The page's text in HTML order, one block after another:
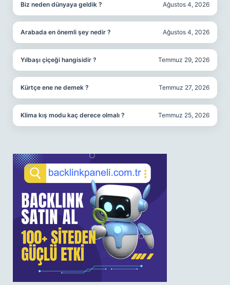
Biz neden dünyaya geldik ? Ağustos 4, 2026
Arabada en önemli şey nedir ? Ağustos 4, 2026
Yılbaşı çiçeği hangisidir ? Temmuz 29, 2026
Kürtçe ene ne demek ? Temmuz 27, 2026
Klima kış modu kaç derece olmalı ? Temmuz 25, 2026